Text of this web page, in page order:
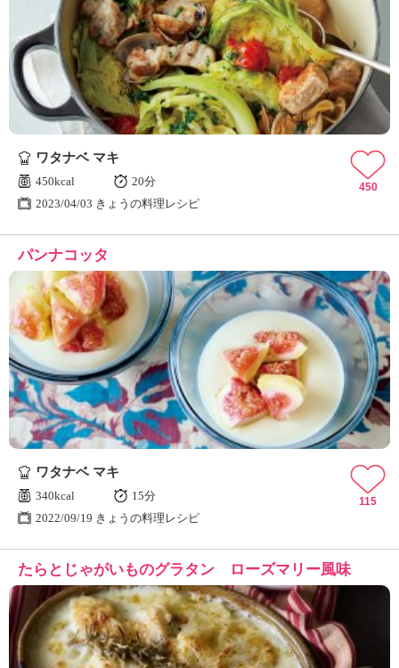
ワタナベ マキ
450kcal
20分
2023/04/03 きょうの料理レシピ
450
パンナコッタ
ワタナベ マキ
340kcal
15分
2022/09/19 きょうの料理レシピ
115
たらとじゃがいものグラタン ローズマリー風味